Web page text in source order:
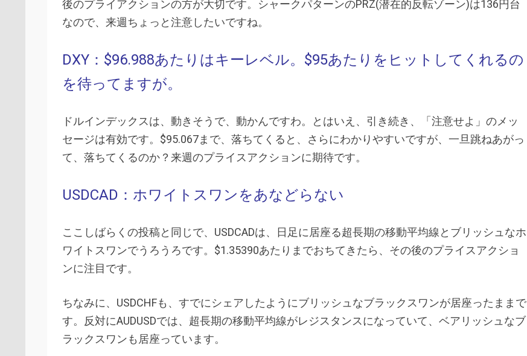
後のプライアクションの方が大切です。シャークパターンのPRZ(潜在的反転ゾーン)は136円台
なので、来週ちょっと注意したいですね。
DXY：$96.988あたりはキーレベル。$95あたりをヒットしてくれるの
を待ってますが。
ドルインデックスは、動きそうで、動かんですわ。とはいえ、引き続き、「注意せよ」のメッ
セージは有効です。$95.067まで、落ちてくると、さらにわかりやすいですが、一旦跳ねあがっ
て、落ちてくるのか？来週のプライスアクションに期待です。
USDCAD：ホワイトスワンをあなどらない
ここしばらくの投稿と同じで、USDCADは、日足に居座る超長期の移動平均線とブリッシュなホ
ワイトスワンでうろうろです。$1.35390あたりまでおちてきたら、その後のプライスアクショ
ンに注目です。
ちなみに、USDCHFも、すでにシェアしたようにブリッシュなブラックスワンが居座ったままで
す。反対にAUDUSDでは、超長期の移動平均線がレジスタンスになっていて、ベアリッシュなブ
ラックスワンも居座っています。